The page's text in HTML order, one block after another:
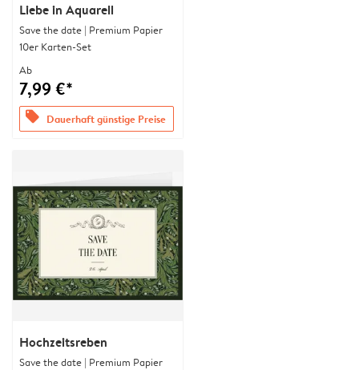
Liebe in Aquarell
Save the date | Premium Papier
10er Karten-Set
Ab
7,99 €*
offers Dauerhaft günstige Preise
Hochzeitsreben
Save the date | Premium Papier